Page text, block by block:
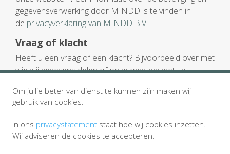
gegevensverwerking door MINDD is te vinden in
de privacyverklaring van MINDD B.V.
Vraag of klacht
Heeft u een vraag of een klacht? Bijvoorbeeld over met
wie wij gegevens delen of onze omgang met uw
graag met u in gesprek.
Om jullie beter van dienst te kunnen zijn maken wij
gebruik van cookies.
In ons privacystatement staat hoe wij cookies inzetten.
Wij adviseren de cookies te accepteren.